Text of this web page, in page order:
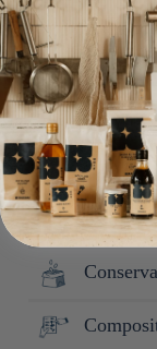
Plus de
Ulteriori
Fondée en 1950
basée à Ibaraki,
comme étant la
reconnue
Secouez avant
Conserver à